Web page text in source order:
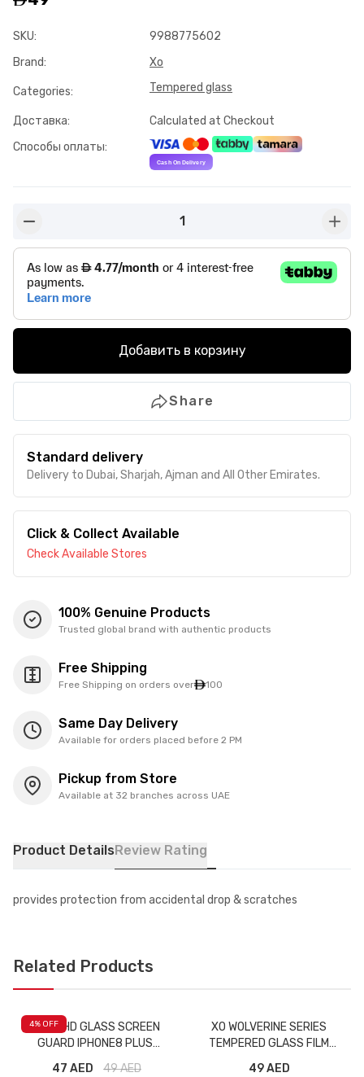
SKU:
9988775602
Brand: Xo
Categories: Tempered glass
Доставка:
Calculated at Checkout
Способы оплаты:
1
Добавить в корзину
Share
Standard delivery
Delivery to Dubai, Sharjah, Ajman and All Other Emirates.
Click & Collect Available
Check Available Stores
100% Genuine Products
Trusted global brand with authentic products
Free Shipping
Free Shipping on orders over 100
Same Day Delivery
Available for orders placed before 2 PM
Pickup from Store
Available at 32 branches across UAE
Product DetailsReview Rating
provides protection from accidental drop & scratches
Related Products
4% OFF
ISAFE HD GLASS SCREEN
GUARD IPHONE8 PLUS
47 AED 49AED
XO WOLVERINE SERIES
TEMPERED GLASS FILM
49 AED